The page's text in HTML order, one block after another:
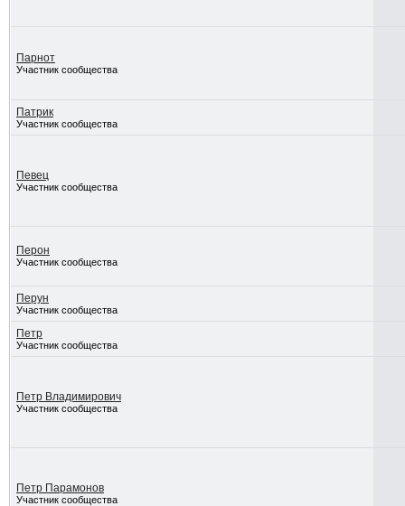
Парнот
Участник сообщества
Патрик
Участник сообщества
Певец
Участник сообщества
Перон
Участник сообщества
Перун
Участник сообщества
Петр
Участник сообщества
Петр Владимирович
Участник сообщества
Петр Парамонов
Участник сообщества